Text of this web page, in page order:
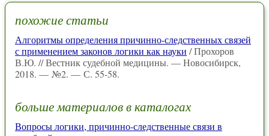
похожие статьи
Алгоритмы определения причинно-следственных связей
с применением законов логики как науки / Прохоров
В.Ю. // Вестник судебной медицины. — Новосибирск,
2018. — №2. — С. 55-58.
больше материалов в каталогах
Вопросы логики, причинно-следственные связи в